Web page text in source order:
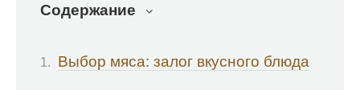
Содержание
Выбор мяса: залог вкусного блюда